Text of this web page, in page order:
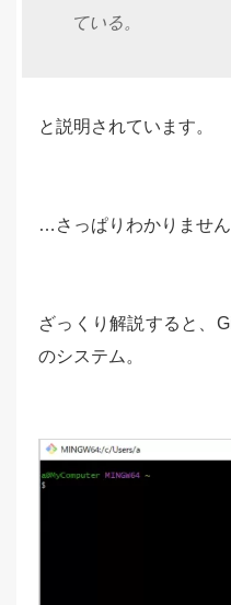
ている。
と説明されています。
…さっぱりわかりません
ざっくり解説すると、
のシステム。